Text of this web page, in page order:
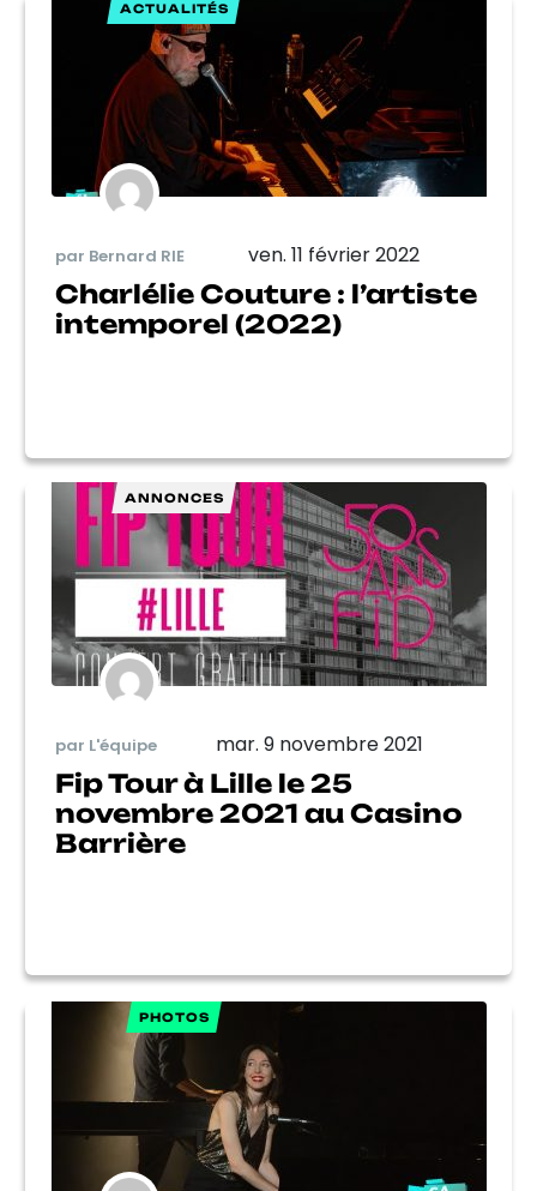
ACTUALITÉS
par Bernard RIE ven. 11 février 2022
Charlélie Couture : l’artiste
intemporel (2022)
ANNONCES
par L'équipe mar. 9 novembre 2021
Fip Tour à Lille le 25
novembre 2021 au Casino
Barrière
PHOTOS